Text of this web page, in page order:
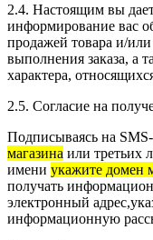
2.4. Настоящим вы
информирование вас
продажей товара и/или
выполнения заказа, а
характера,
2.5. Согласие на
Подписываясь на
магазина или третьих
имени укажите домен
получать
электронный
информационную